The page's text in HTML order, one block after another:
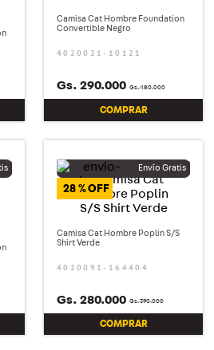
Camisa Cat Hombre Foundation
Convertible Negro
4020021-10121
Gs.480.000
Gs. 290.000
COMPRAR
28 %
Camisa Cat Hombre Poplin S/S
Shirt Verde
4020091-164404
Gs.390.000
Gs. 280.000
COMPRAR
hombre